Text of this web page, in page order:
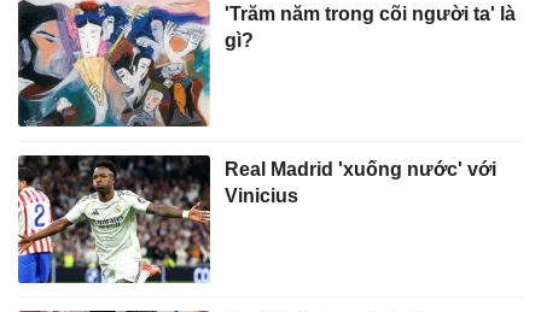
'Trăm năm trong cõi người ta' là
gì?
Real Madrid 'xuống nước' với
Vinicius